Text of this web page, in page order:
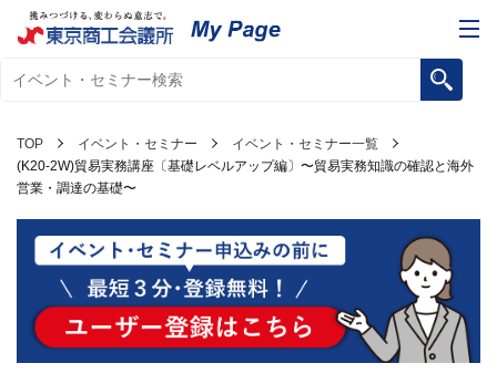
TOP イベント・セミナー
イベント・セミナー一覧
(K20-2W)貿易実務講座〔基礎レベルアップ編〕〜貿易実務知識の確認と海外
営業・調達の基礎〜